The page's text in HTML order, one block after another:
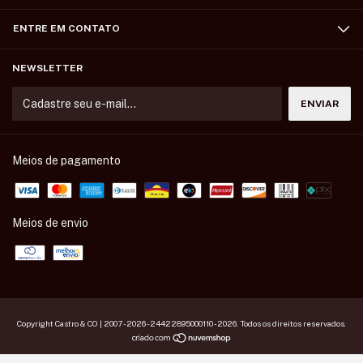
ENTRE EM CONTATO
NEWSLETTER
Meios de pagamento
Meios de envio
Copyright Castro & CO | 2007 - 2026 - 24422895000110 - 2026. Todos os direitos reservados.